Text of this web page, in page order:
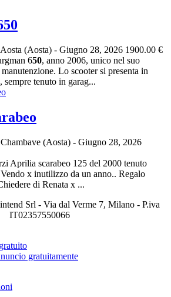
Aosta (Aosta) - Giugno 28, 2026 1900.00 €
650, anno 2006, unico nel suo
manutenzione. Lo scooter si presenta in
tenuto in garag...
Chambave (Aosta) - Giugno 28, 2026
Aprilia scarabeo 125 del 2000 tenuto
x inutilizzo da un anno.. Regalo
di Renata x ...
Srl - Via dal Verme 7, Milano - P.iva
IT02357550066
gratuitamente